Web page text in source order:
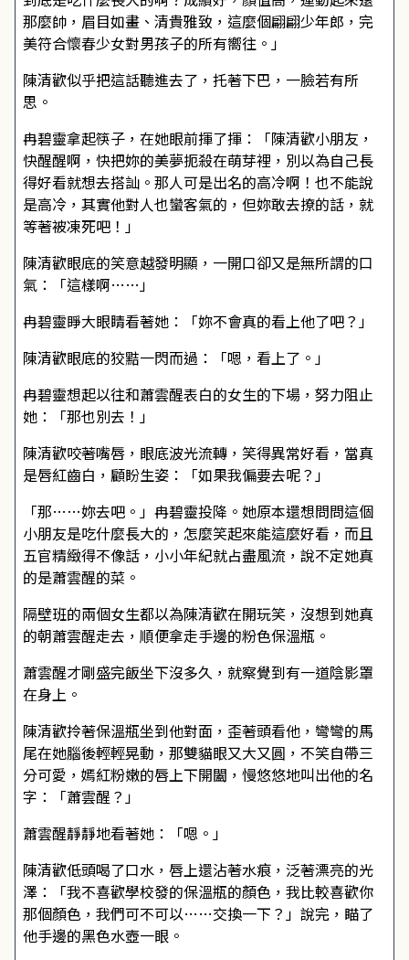
那麼帥，眉目如畫、清貴雅致，這麼個翩翩少年郎，完
美符合懷春少女對男孩子的所有嚮往。」
陳清歡似乎把這話聽進去了，托著下巴，一臉若有所
思。
冉碧靈拿起筷子，在她眼前揮了揮：「陳清歡小朋友，
快醒醒啊，快把妳的美夢扼殺在萌芽裡，別以為自己長
得好看就想去搭訕。那人可是出名的高冷啊！也不能說
是高冷，其實他對人也蠻客氣的，但妳敢去撩的話，就
等著被凍死吧！」
陳清歡眼底的笑意越發明顯，一開口卻又是無所謂的口
氣：「這樣啊……」
冉碧靈睜大眼睛看著她：「妳不會真的看上他了吧？」
陳清歡眼底的狡黠一閃而過：「嗯，看上了。」
冉碧靈想起以往和蕭雲醒表白的女生的下場，努力阻止
她：「那也別去！」
陳清歡咬著嘴唇，眼底波光流轉，笑得異常好看，當真
是唇紅齒白，顧盼生姿：「如果我偏要去呢？」
「那……妳去吧。」冉碧靈投降。她原本還想問問這個
小朋友是吃什麼長大的，怎麼笑起來能這麼好看，而且
五官精緻得不像話，小小年紀就占盡風流，說不定她真
的是蕭雲醒的菜。
隔壁班的兩個女生都以為陳清歡在開玩笑，沒想到她真
的朝蕭雲醒走去，順便拿走手邊的粉色保溫瓶。
蕭雲醒才剛盛完飯坐下沒多久，就察覺到有一道陰影罩
在身上。
陳清歡拎著保溫瓶坐到他對面，歪著頭看他，彎彎的馬
尾在她腦後輕輕晃動，那雙貓眼又大又圓，不笑自帶三
分可愛，嫣紅粉嫩的唇上下開闔，慢悠悠地叫出他的名
字：「蕭雲醒？」
蕭雲醒靜靜地看著她：「嗯。」
陳清歡低頭喝了口水，唇上還沾著水痕，泛著漂亮的光
澤：「我不喜歡學校發的保溫瓶的顏色，我比較喜歡你
那個顏色，我們可不可以……交換一下？」說完，瞄了
他手邊的黑色水壺一眼。